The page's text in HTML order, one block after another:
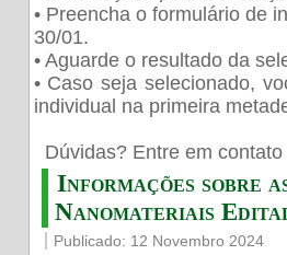
• Preencha o formulário de
30/01.
• Aguarde o resultado da
• Caso seja selecionado,
individual na primeira
Dúvidas? Entre em
Informações sobre
Nanomateriais
Publicado: 12 Novembro 2024